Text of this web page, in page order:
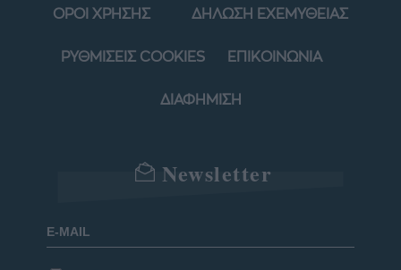
ΟΡΟΙ ΧΡΗΣΗΣ ΔΗΛΩΣΗ ΕΧΕΜΥΘΕΙΑΣ
ΡΥΘΜΙΣΕΙΣ COOKIES ΕΠΙΚΟΙΝΩΝΙΑ
ΔΙΑΦΗΜΙΣΗ
Newsletter